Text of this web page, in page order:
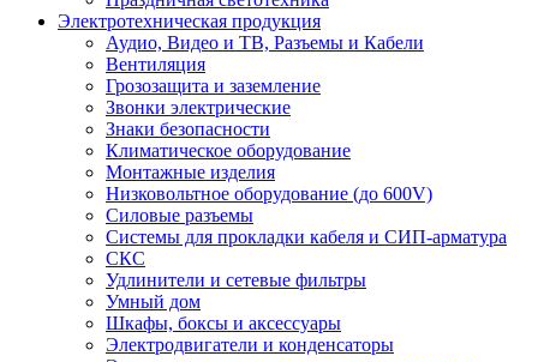
Электротехническая продукция
Аудио, Видео и ТВ, Разъемы и Кабели
Вентиляция
Грозозащита и заземление
Звонки электрические
Знаки безопасности
Климатическое оборудование
Монтажные изделия
Низковольтное оборудование (до 600V)
Силовые разъемы
Системы для прокладки кабеля и СИП-арматура
СКС
Удлинители и сетевые фильтры
Умный дом
Шкафы, боксы и аксессуары
Электродвигатели и конденсаторы